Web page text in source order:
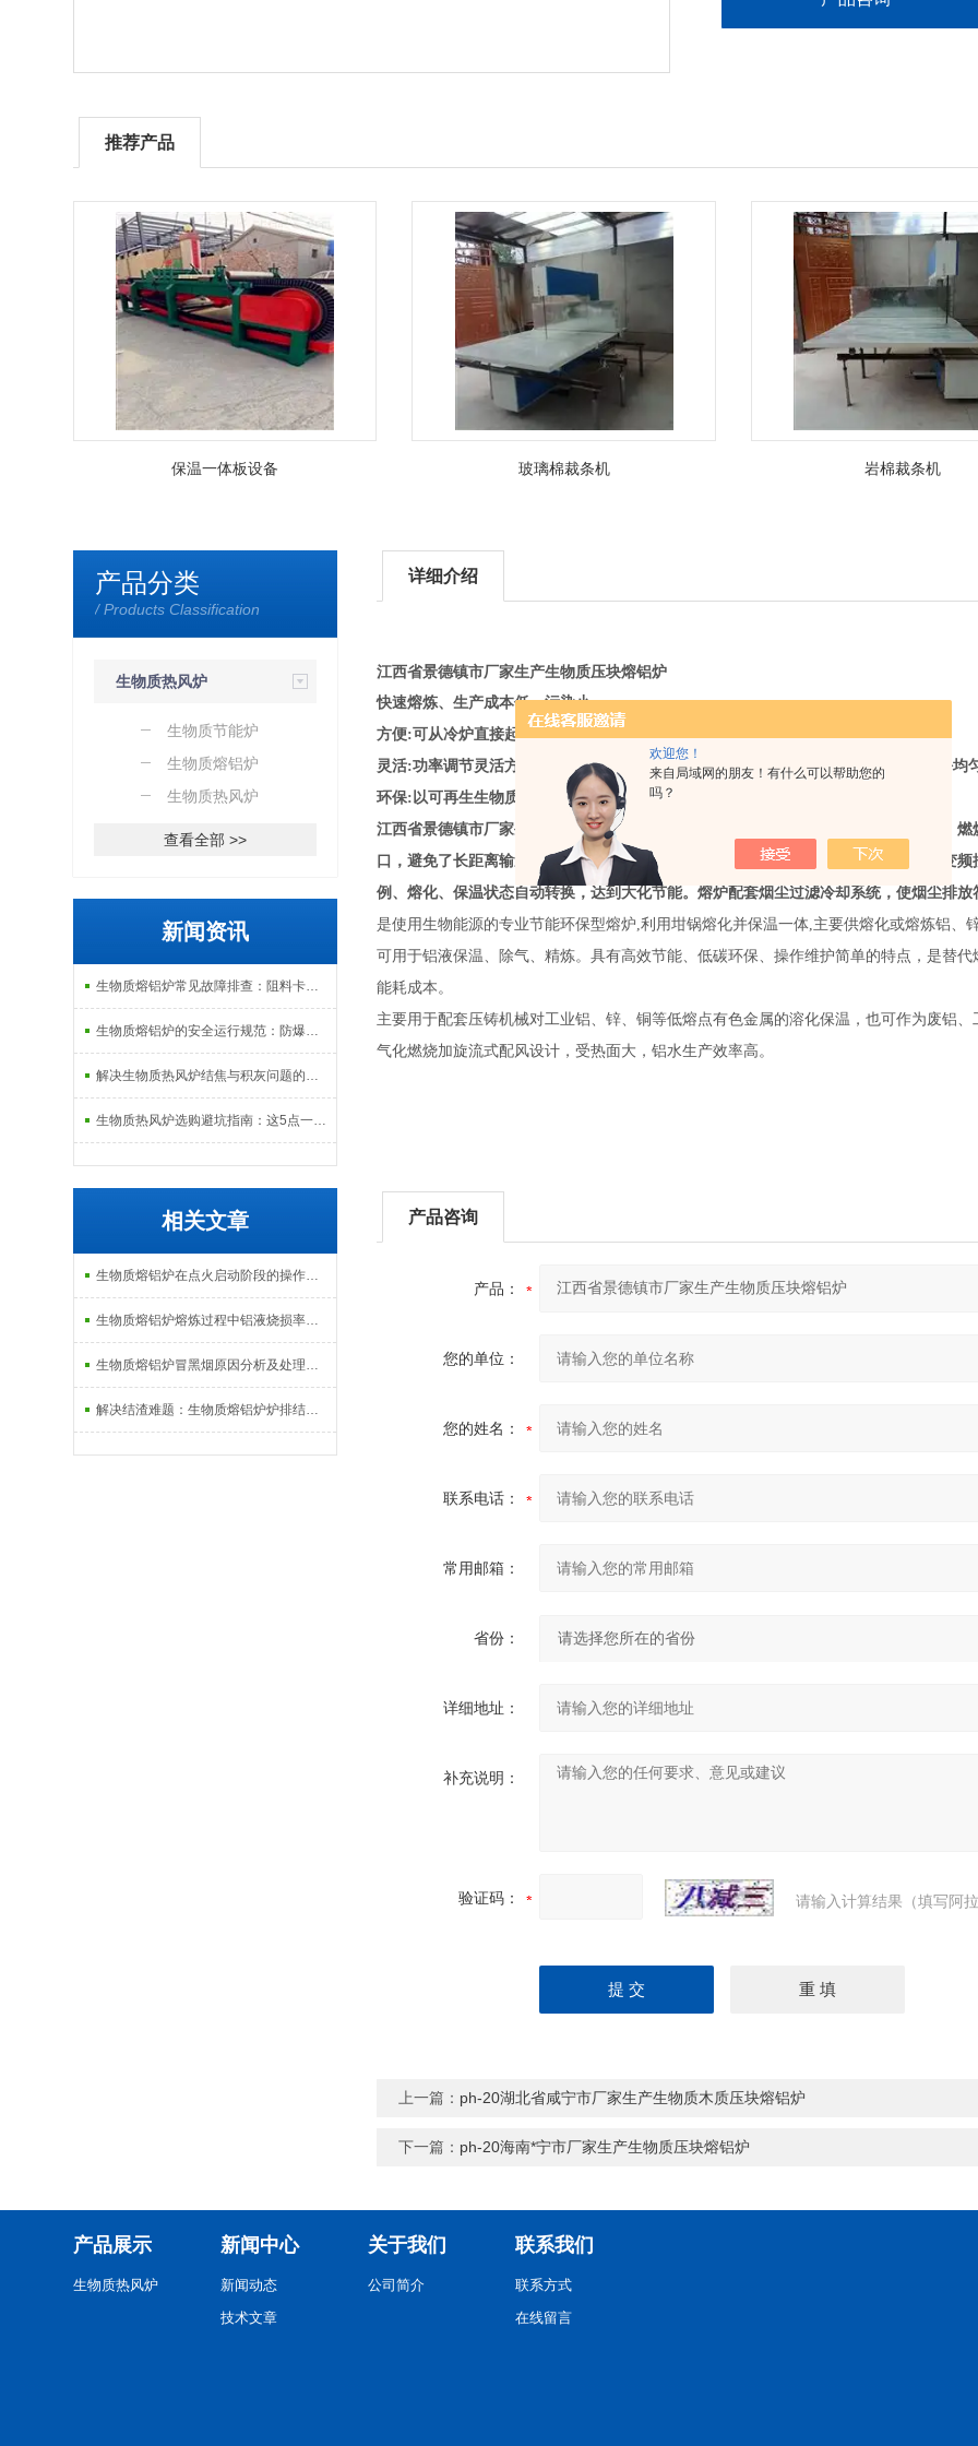
欢迎您！
来自局域网的朋友！有什么可以帮助您的
吗？
推荐产品
保温一体板设备 玻璃棉裁条机 岩棉裁条机
产品分类
/ Products Classification
生物质热风炉
生物质节能炉
生物质熔铝炉
生物质热风炉
查看全部 >>
新闻资讯
生物质熔铝炉常见故障排查：阻料卡料、火嘴结焦与烟气排放异常的处理
生物质熔铝炉的安全运行规范：防爆、防泄漏与应急处理机制
解决生物质热风炉结焦与积灰问题的关键技术路径探讨
生物质热风炉选购避坑指南：这5点一定要注意
相关文章
生物质熔铝炉在点火启动阶段的操作规范与安全防范
生物质熔铝炉熔炼过程中铝液烧损率的控制技术与经济分析
生物质熔铝炉冒黑烟原因分析及处理：从配风比到炉排堵塞的排查逻辑
解决结渣难题：生物质熔铝炉炉排结构与清灰系统的改进措施
详细介绍
江西省景德镇市厂家生产生物质压块熔铝炉
快速熔炼、生产成本低，污染小;
方便:可从冷炉直接起熔，溶液可全部倒空，更换熔料品种方便;
灵活:功率调节灵活方便、能连续平滑的调节;温度均匀易控制、氧化烧损少、金属成份均
环保:以可再生生物质颗粒为燃料，低碳环，符合国家环保要求;
江西省景德镇市厂家生产生物质压块熔铝炉
采用生物质燃烧机与熔炉一体化创新设计，
口，避免了长距离输送过程中的热量损失，熔炉热能利用率高。搭配自动给料和送风变
例、熔化、保温状态自动转换，达到大化节能。熔炉配套烟尘过滤冷却系统，使烟尘排放
是使用生物能源的专业节能环保型熔炉,利用坩锅熔化并保温一体,主要供熔化或熔炼铝
可用于铝液保温、除气、精炼。具有高效节能、低碳环保、操作维护简单的特点，是替
能耗成本。
主要用于配套压铸机械对工业铝、锌、铜等低熔点有色金属的溶化保温，也可作为废铝、
气化燃烧加旋流式配风设计，受热面大，铝水生产效率高。
产品咨询
产品：
您的单位：
您的姓名：
联系电话：
常用邮箱：
省份：
详细地址：
补充说明：
验证码： 请输入计算结果（填写阿
上一篇： ph-20湖北省咸宁市厂家生产生物质木质压块熔铝炉
下一篇： ph-20海南*宁市厂家生产生物质压块熔铝炉
产品展示
生物质热风炉
新闻中心
新闻动态
技术文章
关于我们
公司简介
联系我们
联系方式
在线留言